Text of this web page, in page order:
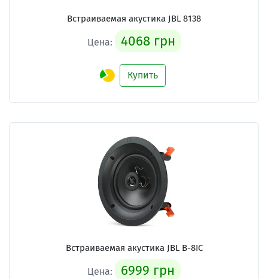
Встраиваемая акустика JBL 8138
Цена: 4068 грн
Купить
Встраиваемая акустика JBL B-8IC
Цена: 6999 грн